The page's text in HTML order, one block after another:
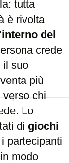
tutta
è rivolta
del
crede
il suo
più
verso chi
Lo
di giochi
partecipanti
modo